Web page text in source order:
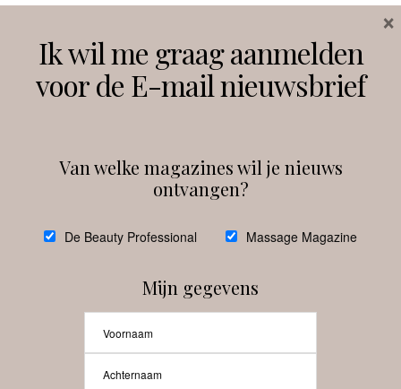
Instagram Facebook
debeautyprofessional
Ik wil me graag aanmelden
voor de E-mail nieuwsbrief
Van welke magazines wil je nieuws
ontvangen?
De Beauty Professional Massage Magazine
Mijn gegevens
×